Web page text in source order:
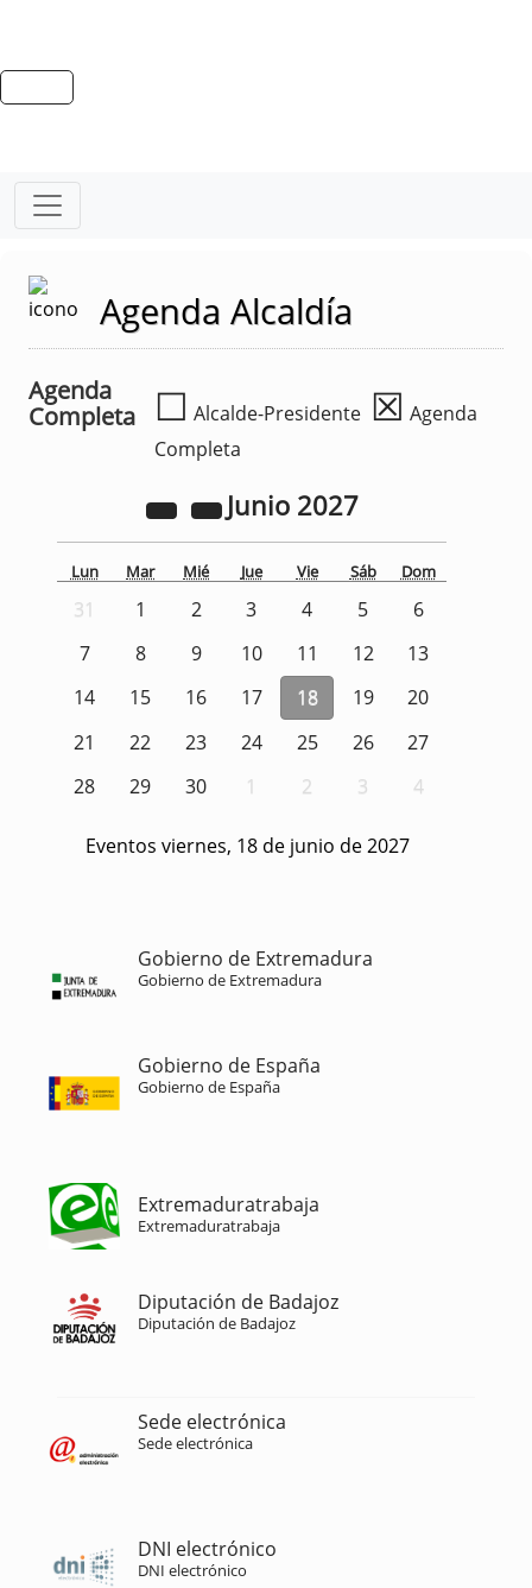
Agenda Alcaldía
Agenda
Completa
☐ Alcalde-Presidente ☒ Agenda
Completa
Junio 2027
Lun Mar Mié Jue Vie Sáb Dom
31 1 2 3 4 5
6
7
8 9 10 11 12
13
14
15 16 17 18 19
20
21
22 23 24 25 26
27
28
29 30 1 2 3 4
Eventos viernes, 18 de junio de 2027
Gobierno de Extremadura
Gobierno de Extremadura
Gobierno de España
Gobierno de España
Extremaduratrabaja
Extremaduratrabaja
Diputación de Badajoz
Diputación de Badajoz
Sede electrónica
Sede electrónica
DNI electrónico
DNI electrónico